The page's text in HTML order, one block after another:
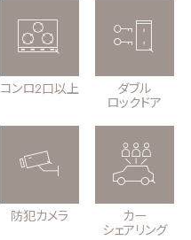
コンロ2口以上
ダブル
ロックドア
防犯カメラ
カー
シェアリング